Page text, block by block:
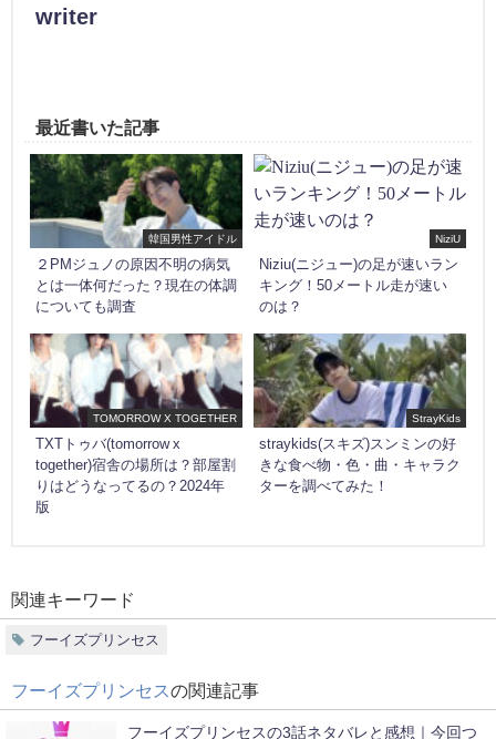
writer
最近書いた記事
韓国男性アイドル
２PMジュノの原因不明の病気
とは一体何だった？現在の体調
についても調査
NiziU
Niziu(ニジュー)の足が速いラン
キング！50メートル走が速い
のは？
TOMORROW X TOGETHER
TXTトゥバ(tomorrow x
together)宿舎の場所は？部屋割
りはどうなってるの？2024年
版
StrayKids
straykids(スキズ)スンミンの好
きな食べ物・色・曲・キャラク
ターを調べてみた！
関連キーワード
フーイズプリンセス
フーイズプリンセスの関連記事
フーイズプリンセスの3話ネタバレと感想｜今回つ